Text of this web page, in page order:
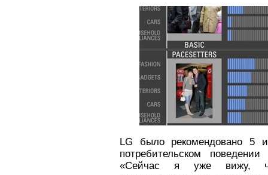
LG было рекомендовано 5
потребительском
«Сейчас я уже вижу,